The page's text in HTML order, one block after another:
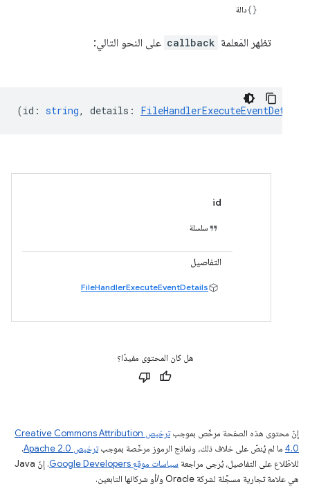
دالة
تظهر المَعلمة callback على النحو التالي:
(id : string, details : FileHandlerExecuteEventDetails
id
سلسلة
التفاصيل
FileHandlerExecuteEventDetails
هل كان المحتوى مفيدًا؟
إنّ محتوى هذه الصفحة مرخّص بموجب
ترخيص Creative Commons Attribution
4.0‏ ما لم يُنصّ على خلاف ذلك، ونماذج الرموز مرخّصة بموجبترخيص Apache 2.0‏
.
للاطّلاع على التفاصيل، يُرجى مراجعة سياسات موقع Google Developers‏
. إنّ Java
هي علامة تجارية مسجَّلة لشركة Oracle و/أو شركائها التابعين.